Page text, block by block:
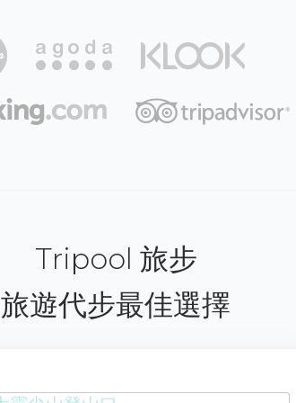
Tripool 旅步
旅遊代步最佳選擇